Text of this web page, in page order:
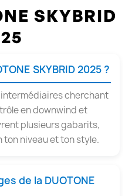
SKYBRID
SKYBRID 2025 ?
cherchant
en downwind et
plusieurs gabarits,
niveau et ton style.
de la DUOTONE